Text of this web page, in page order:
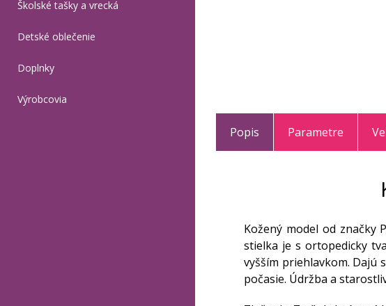
Školské tašky a vrecká
Detské oblečenie
Doplnky
Výrobcovia
Popis Parametre
Kožený model od značky
stielka je s ortopedicky
vyšším priehlavkom. Dajú
počasie. Údržba a